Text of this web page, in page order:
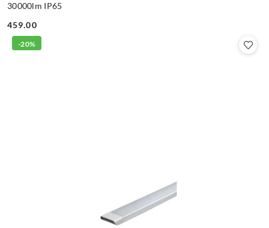
30000lm IP65
Cena:
459.00
-20%